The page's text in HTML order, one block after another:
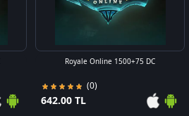
Royale Online 1500+75 DC
(0)
642.00 TL